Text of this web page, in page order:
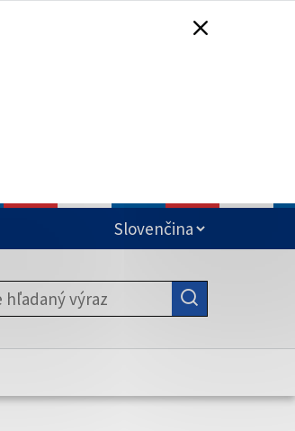
stránka vždy začína
NA NOVEJ KARTE
NA NOVEJ KARTE
NA NOVEJ KARTE